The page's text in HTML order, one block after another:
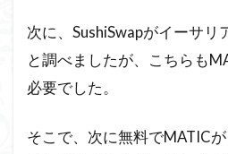
次に、SushiSwapがイーサリ
と調べましたが、こちらも
必要でした。
そこで、次に無料でMATIC